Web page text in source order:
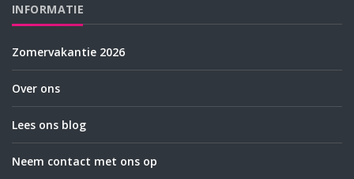
INFORMATIE
Zomervakantie 2026
Over ons
Lees ons blog
Neem contact met ons op